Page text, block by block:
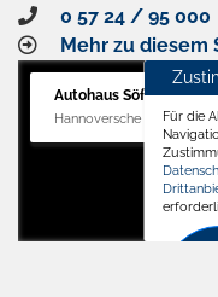
0 57 24 / 95 000
Mehr zu diesem
Autohaus Söffker
Hannoversche Str. 34,Für die